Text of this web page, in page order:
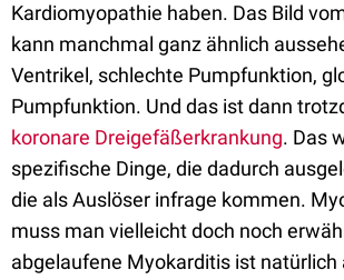
Kardiomyopathie haben. Das Bild
kann manchmal ganz ähnlich
Ventrikel, schlechte Pumpfunktion,
Pumpfunktion. Und das ist dann
koronare Dreigefäßerkrankung. Das
spezifische Dinge, die dadurch
die als Auslöser infrage kommen.
muss man vielleicht doch noch
abgelaufene Myokarditis ist natürlich